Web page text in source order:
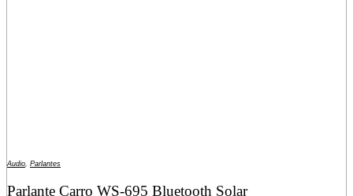
Audio, Parlantes
Parlante Carro WS-695 Bluetooth Solar